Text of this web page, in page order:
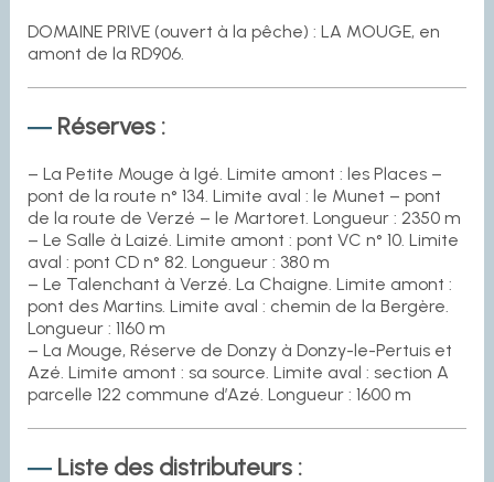
DOMAINE PRIVE (ouvert à la pêche) : LA MOUGE, en
amont de la RD906.
Réserves :
– La Petite Mouge à Igé. Limite amont : les Places –
pont de la route n° 134. Limite aval : le Munet – pont
de la route de Verzé – le Martoret. Longueur : 2350 m
– Le Salle à Laizé. Limite amont : pont VC n° 10. Limite
aval : pont CD n° 82. Longueur : 380 m
– Le Talenchant à Verzé. La Chaigne. Limite amont :
pont des Martins. Limite aval : chemin de la Bergère.
Longueur : 1160 m
– La Mouge, Réserve de Donzy à Donzy-le-Pertuis et
Azé. Limite amont : sa source. Limite aval : section A
parcelle 122 commune d’Azé. Longueur : 1600 m
Liste des distributeurs :